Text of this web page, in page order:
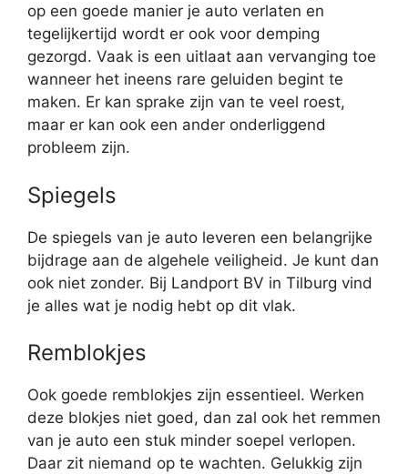
op een goede manier je auto verlaten en
tegelijkertijd wordt er ook voor demping
gezorgd. Vaak is een uitlaat aan vervanging toe
wanneer het ineens rare geluiden begint te
maken. Er kan sprake zijn van te veel roest,
maar er kan ook een ander onderliggend
probleem zijn.
Spiegels
De spiegels van je auto leveren een belangrijke
bijdrage aan de algehele veiligheid. Je kunt dan
ook niet zonder. Bij Landport BV in Tilburg vind
je alles wat je nodig hebt op dit vlak.
Remblokjes
Ook goede remblokjes zijn essentieel. Werken
deze blokjes niet goed, dan zal ook het remmen
van je auto een stuk minder soepel verlopen.
Daar zit niemand op te wachten. Gelukkig zijn